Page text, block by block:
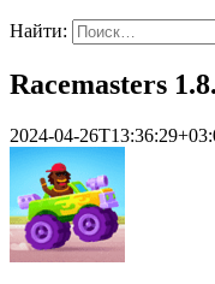
Найти:
Racemasters
2024-04-